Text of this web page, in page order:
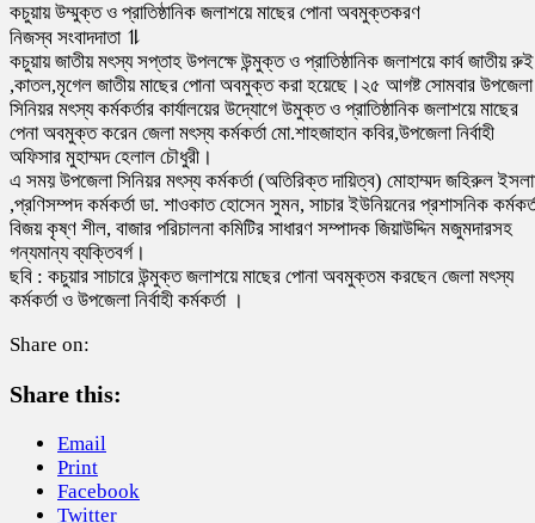
কচুয়ায় উম্মুক্ত ও প্রাতিষ্ঠানিক জলাশয়ে মাছের পোনা অবমুক্তকরণ
নিজস্ব সংবাদদাতা ⥮
কচুয়ায় জাতীয় মৎস্য সপ্তাহ উপলক্ষে উন্মুক্ত ও প্রাতিষ্ঠানিক জলাশয়ে কার্ব জাতীয় রুই
,কাতল,মৃগেল জাতীয় মাছের পোনা অবমুক্ত করা হয়েছে।২৫ আগষ্ট সোমবার উপজেলা
সিনিয়র মৎস্য কর্মকর্তার কার্যালয়ের উদ্যোগে উমুক্ত ও প্রাতিষ্ঠানিক জলাশয়ে মাছের
পেনা অবমুক্ত করেন জেলা মৎস্য কর্মকর্তা মো.শাহজাহান কবির,উপজেলা নির্বাহী
অফিসার মুহাম্মদ হেলাল চৌধুরী।
এ সময় উপজেলা সিনিয়র মৎস্য কর্মকর্তা (অতিরিক্ত দায়িত্ব) মোহাম্মদ জহিরুল
,প্রণিসম্পদ কর্মকর্তা ডা. শাওকাত হোসেন সুমন, সাচার ইউনিয়নের প্রশাসনিক
বিজয় কৃষ্ণ শীল, বাজার পরিচালনা কমিটির সাধারণ সম্পাদক জিয়াউদ্দিন মজুমদারসহ
গন্যমান্য ব্যক্তিবর্গ।
ছবি : কচুয়ার সাচারে উন্মুক্ত জলাশয়ে মাছের পোনা অবমুক্তম করছেন জেলা মৎস্য
কর্মকর্তা ও উপজেলা নির্বাহী কর্মকর্তা ।
Share on:
Share this:
Email
Print
Facebook
Twitter